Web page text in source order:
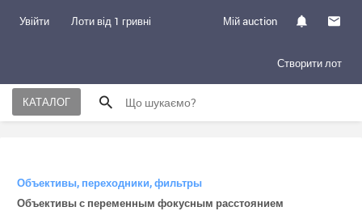
Увійти Лоти від 1 гривні Мій auction
Створити лот
КАТАЛОГ
Объективы, переходники, фильтры
Объективы с переменным фокусным расстоянием